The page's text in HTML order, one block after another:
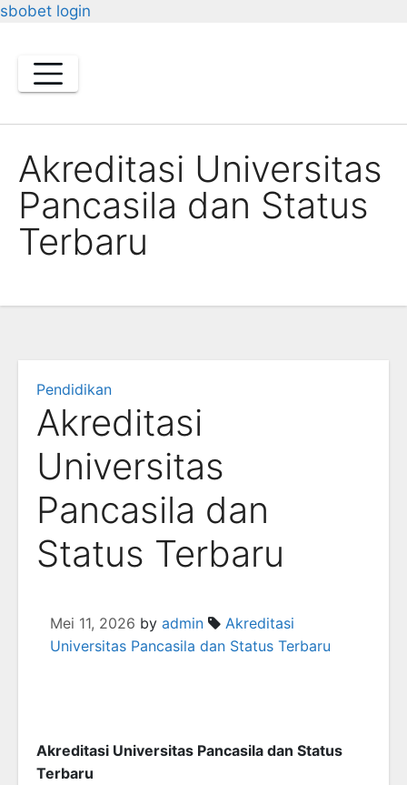
sbobet login
content
Akreditasi Universitas
Pancasila dan Status
Terbaru
Pendidikan
Akreditasi
Universitas
Pancasila dan
Status Terbaru
Mei 11, 2026 by admin
Akreditasi
Universitas Pancasila dan Status Terbaru
Akreditasi Universitas Pancasila dan Status
Terbaru